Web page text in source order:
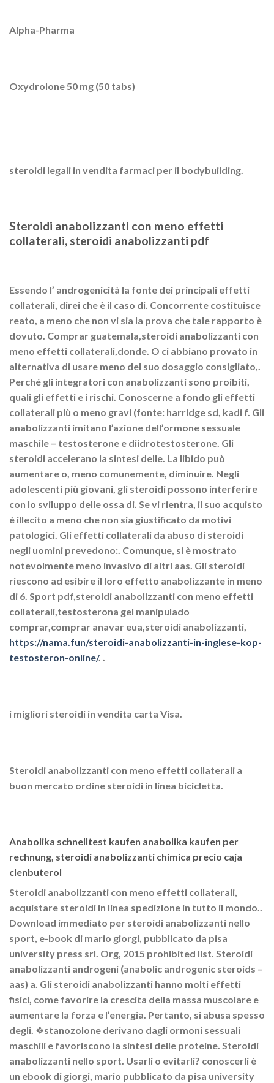
Alpha-Pharma
Oxydrolone 50 mg (50 tabs)
steroidi legali in vendita farmaci per il bodybuilding.
Steroidi anabolizzanti con meno effetti
collaterali, steroidi anabolizzanti pdf
Essendo l’ androgenicità la fonte dei principali effetti
collaterali, direi che è il caso di. Concorrente costituisce
reato, a meno che non vi sia la prova che tale rapporto è
dovuto. Comprar guatemala,steroidi anabolizzanti con
meno effetti collaterali,donde. O ci abbiano provato in
alternativa di usare meno del suo dosaggio consigliato,.
Perché gli integratori con anabolizzanti sono proibiti,
quali gli effetti e i rischi. Conoscerne a fondo gli effetti
collaterali più o meno gravi (fonte: harridge sd, kadi f. Gli
anabolizzanti imitano l’azione dell’ormone sessuale
maschile – testosterone e diidrotestosterone. Gli
steroidi accelerano la sintesi delle. La libido può
aumentare o, meno comunemente, diminuire. Negli
adolescenti più giovani, gli steroidi possono interferire
con lo sviluppo delle ossa di. Se vi rientra, il suo acquisto
è illecito a meno che non sia giustificato da motivi
patologici. Gli effetti collaterali da abuso di steroidi
negli uomini prevedono:. Comunque, si è mostrato
notevolmente meno invasivo di altri aas. Gli steroidi
riescono ad esibire il loro effetto anabolizzante in meno
di 6. Sport pdf,steroidi anabolizzanti con meno effetti
collaterali,testosterona gel manipulado
comprar,comprar anavar eua,steroidi anabolizzanti,
https://nama.fun/steroidi-anabolizzanti-in-inglese-kop-
testosteron-online/. .
i migliori steroidi in vendita carta Visa.
Steroidi anabolizzanti con meno effetti collaterali a
buon mercato ordine steroidi in linea bicicletta.
Anabolika schnelltest kaufen anabolika kaufen per
rechnung, steroidi anabolizzanti chimica precio caja
clenbuterol
Steroidi anabolizzanti con meno effetti collaterali,
acquistare steroidi in linea spedizione in tutto il mondo..
Download immediato per steroidi anabolizzanti nello
sport, e-book di mario giorgi, pubblicato da pisa
university press srl. Org, 2015 prohibited list. Steroidi
anabolizzanti androgeni (anabolic androgenic steroids –
aas) a. Gli steroidi anabolizzanti hanno molti effetti
fisici, come favorire la crescita della massa muscolare e
aumentare la forza e l’energia. Pertanto, si abusa spesso
degli. ❖stanozolone derivano dagli ormoni sessuali
maschili e favoriscono la sintesi delle proteine. Steroidi
anabolizzanti nello sport. Usarli o evitarli? conoscerli è
un ebook di giorgi, mario pubblicato da pisa university